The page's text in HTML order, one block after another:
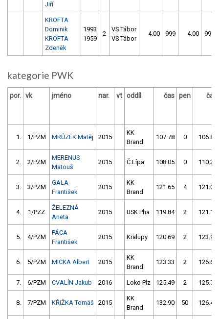
Jiří
KROFTA
Dominik
KROFTA
Zdeněk
1993
1959
2
VS Tábor
VS Tábor
4.00 999 4.00 999
kategorie PWK
por. vk jméno nar. vt oddíl čas pen čas
1. 1/PZM MRŮZEK Matěj 2015
KK
Brand
107.78 0 106.81
2. 2/PZM
MERENUS
Matouš
2015 Č.Lípa 108.05 0 110.28
3. 3/PZM
GALA
František
2015
KK
Brand
121.65 4 121.02
4. 1/PZZ
ŽELEZNÁ
Aneta
2015 USK Pha 119.84 2 121.17
5. 4/PZM
PÁCA
František
2015 Kralupy 120.69 2 123.97
6. 5/PZM MICKA Albert 2015
KK
Brand
123.33 2 126.68
7. 6/PZM CVALÍN Jakub 2016 Loko Plz 125.49 2 125.72
8. 7/PZM KŘIŽKA Tomáš 2015
KK
Brand
132.90 50 126.47